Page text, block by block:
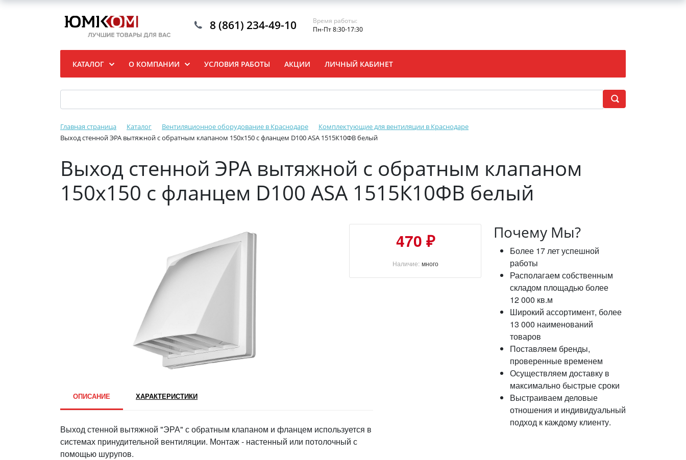
8 (861) 234-49-10
Время работы:
Пн-Пт 8:30-17:30
КАТАЛОГ О КОМПАНИИ УСЛОВИЯ РАБОТЫ АКЦИИ ЛИЧНЫЙ КАБИНЕТ
Главная страница Каталог Вентиляционное оборудование в Краснодаре
Комплектующие для вентиляции в Краснодаре
Выход стенной ЭРА вытяжной с обратным клапаном 150х150 с фланцем D100 ASA 1515К10ФВ белый
Выход стенной ЭРА вытяжной с обратным клапаном
150х150 с фланцем D100 ASA 1515К10ФВ белый
470 ₽
Наличие: много
ОПИСАНИЕ ХАРАКТЕРИСТИКИ
Выход стенной вытяжной "ЭРА" с обратным клапаном и фланцем используется в
системах принудительной вентиляции. Монтаж - настенный или потолочный с
помощью шурупов.
Почему Мы?
Более 17 лет успешной
работы
Располагаем собственным
складом площадью более
12 000 кв.м
Широкий ассортимент, более
13 000 наименований
товаров
Поставляем бренды,
проверенные временем
Осуществляем доставку в
максимально быстрые сроки
Выстраиваем деловые
отношения и индивидуальный
подход к каждому клиенту.